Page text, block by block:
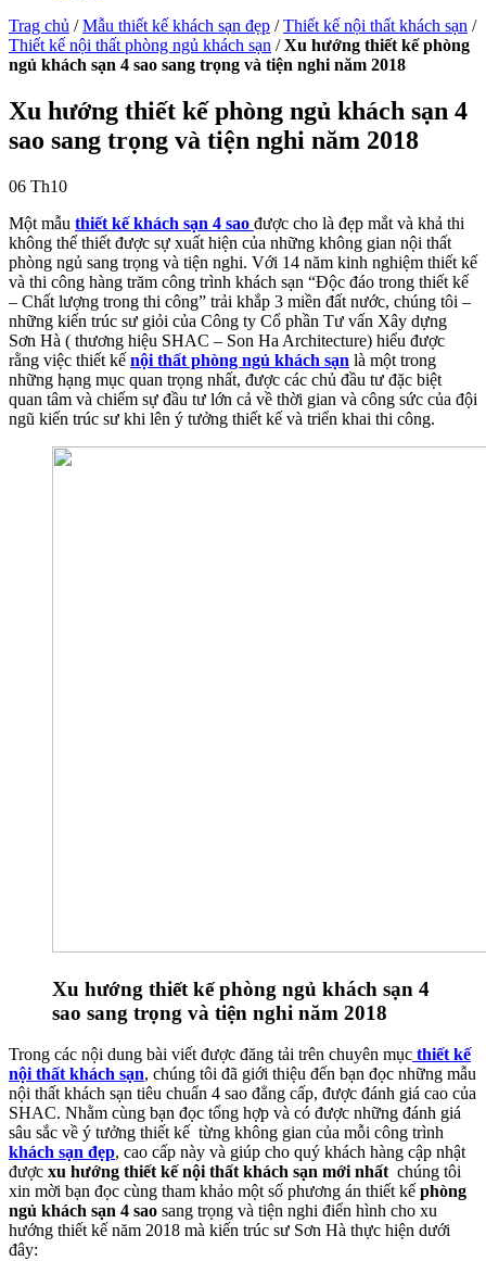
Trag chủ /Mẫu thiết kế khách sạn đẹp /Thiết kế nội thất khách sạn /
Thiết kế nội thất phòng ngủ khách sạn /Xu hướng thiết kế phòng
ngủ khách sạn 4 sao sang trọng và tiện nghi năm 2018
Xu hướng thiết kế phòng ngủ khách sạn 4
sao sang trọng và tiện nghi năm 2018
06 Th10
Một mẫu thiết kế khách sạn 4 sao được cho là đẹp mắt và khả thi
không thể thiết được sự xuất hiện của những không gian nội thất
phòng ngủ sang trọng và tiện nghi. Với 14 năm kinh nghiệm thiết kế
và thi công hàng trăm công trình khách sạn “Độc đáo trong thiết kế
– Chất lượng trong thi công” trải khắp 3 miền đất nước, chúng tôi –
những kiến trúc sư giỏi của Công ty Cổ phần Tư vấn Xây dựng
Sơn Hà ( thương hiệu SHAC – Son Ha Architecture) hiểu được
rằng việc thiết kế nội thất phòng ngủ khách sạn là một trong
những hạng mục quan trọng nhất, được các chủ đầu tư đặc biệt
quan tâm và chiếm sự đầu tư lớn cả về thời gian và công sức của đội
ngũ kiến trúc sư khi lên ý tưởng thiết kế và triển khai thi công.
Xu hướng thiết kế phòng ngủ khách sạn 4
sao sang trọng và tiện nghi năm 2018
Trong các nội dung bài viết được đăng tải trên chuyên mục thiết kế
nội thất khách sạn, chúng tôi đã giới thiệu đến bạn đọc những mẫu
nội thất khách sạn tiêu chuẩn 4 sao đẳng cấp, được đánh giá cao của
SHAC. Nhằm cùng bạn đọc tổng hợp và có được những đánh giá
sâu sắc về ý tưởng thiết kế từng không gian của mỗi công trình
khách sạn đẹp, cao cấp này và giúp cho quý khách hàng cập nhật
được xu hướng thiết kế nội thất khách sạn mới nhấtchúng tôi
xin mời bạn đọc cùng tham khảo một số phương án thiết kế phòng
ngủ khách sạn 4 sao sang trọng và tiện nghi điển hình cho xu
hướng thiết kế năm 2018 mà kiến trúc sư Sơn Hà thực hiện dưới
đây: